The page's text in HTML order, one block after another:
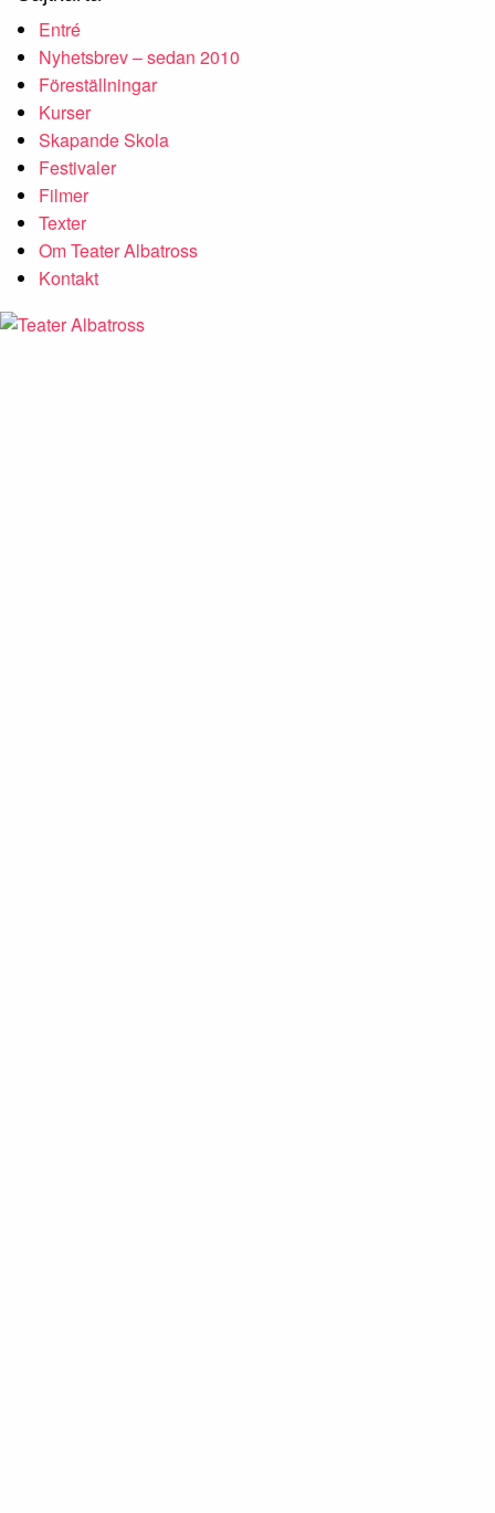
Entré
Nyhetsbrev – sedan 2010
Föreställningar
Kurser
Skapande Skola
Festivaler
Filmer
Texter
Om Teater Albatross
Kontakt